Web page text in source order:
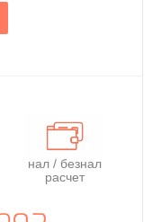
нал / безнал
расчет